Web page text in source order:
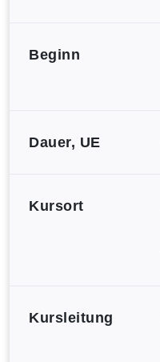
Beginn
Dauer, UE
Kursort
Kursleitung